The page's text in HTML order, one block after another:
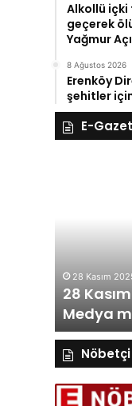
Alkollü içki
geçerek
Yağmur
8 Ağustos 2026
Erenköy
şehitler
E-
28 Kasım
28
Medya